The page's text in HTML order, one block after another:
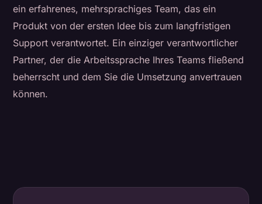
ein erfahrenes, mehrsprachiges Team, das ein
Produkt von der ersten Idee bis zum langfristigen
Support verantwortet. Ein einziger verantwortlicher
Partner, der die Arbeitssprache Ihres Teams fließend
beherrscht und dem Sie die Umsetzung anvertrauen
können.